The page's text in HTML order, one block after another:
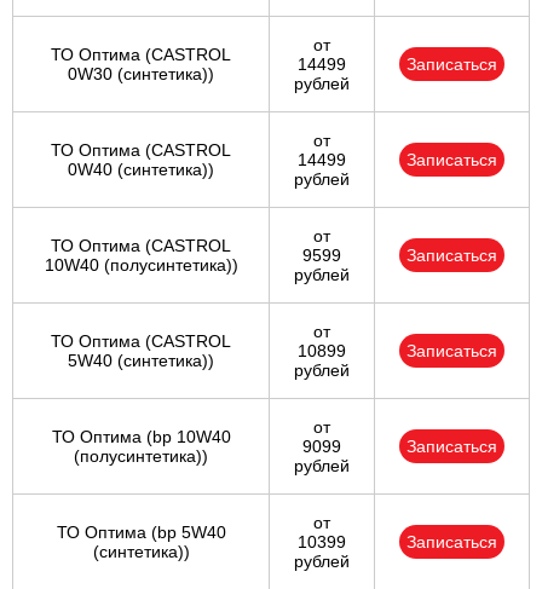
ТО Оптима (CASTROL
0W30 (синтетика))
от
14499
рублей
Записаться
ТО Оптима (CASTROL
0W40 (синтетика))
от
14499
рублей
Записаться
ТО Оптима (CASTROL
10W40 (полусинтетика))
от
9599
рублей
Записаться
ТО Оптима (CASTROL
5W40 (синтетика))
от
10899
рублей
Записаться
ТО Оптима (bp 10W40
(полусинтетика))
от
9099
рублей
Записаться
ТО Оптима (bp 5W40
(синтетика))
от
10399
рублей
Записаться